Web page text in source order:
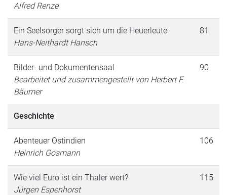
Alfred Renze
Ein Seelsorger sorgt sich um die Heuerleute
Hans-Neithardt Hansch
81
Bilder- und Dokumentensaal
Bearbeitet und zusammengestellt von Herbert F.
Bäumer
90
Geschichte
Abenteuer Ostindien
Heinrich Gosmann
106
Wie viel Euro ist ein Thaler wert?
Jürgen Espenhorst
115